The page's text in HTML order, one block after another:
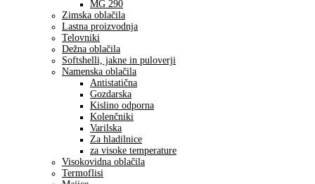
MG 290
Zimska oblačila
Lastna proizvodnja
Telovniki
Dežna oblačila
Softshelli, jakne in puloverji
Namenska oblačila
Antistatična
Gozdarska
Kislino odporna
Kolenčniki
Varilska
Za hladilnice
za visoke temperature
Visokovidna oblačila
Termoflisi